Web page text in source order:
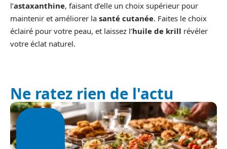
l’astaxanthine, faisant d’elle un choix supérieur pour
maintenir et améliorer la santé cutanée. Faites le choix
éclairé pour votre peau, et laissez l’huile de krill révéler
votre éclat naturel.
Ne ratez rien de l'actu